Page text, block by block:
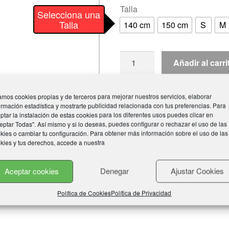
cookies propias y de terceros para mejorar nuestros servicios, elaborar
estadística y mostrarte publicidad relacionada con tus preferencias. Para
la instalación de estas cookies para los diferentes usos puedes clicar en
Todas". Así mismo y si lo deseas, puedes configurar o rechazar el uso de las
o cambiar tu configuración. Para obtener más información sobre el uso de las
y tus derechos, accede a nuestra
Aceptar cookies Denegar Ajustar Cookies
Política de CookiesPolítica de Privacidad
Talla
140 cm
150 cm S M
Selecciona una
Talla
oficial
Andaluza
"FAKM"
cantidad
Añadir al
SKU:chandal-fakm
Categorías:Chandal,FAKM,
150 cm, S, M, L, XL, XXL